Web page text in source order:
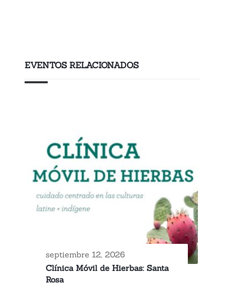
EVENTOS RELACIONADOS
septiembre 12, 2026
Clínica Móvil de Hierbas: Santa
Rosa